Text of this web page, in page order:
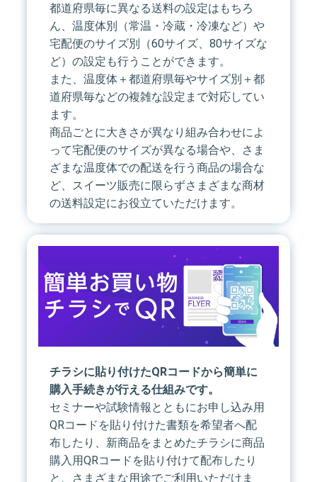
都道府県毎に異なる送料の設定はもちろ
ん、温度体別（常温・冷蔵・冷凍など）や
宅配便のサイズ別（60サイズ、80サイズな
ど）の設定も行うことができます。
また、温度体＋都道府県毎やサイズ別＋都
道府県毎などの複雑な設定まで対応してい
ます。
商品ごとに大きさが異なり組み合わせによ
って宅配便のサイズが異なる場合や、さま
ざまな温度体での配送を行う商品の場合な
ど、スイーツ販売に限らずさまざまな商材
の送料設定にお役立ていただけます。
チラシに貼り付けたQRコードから簡単に
購入手続きが行える仕組みです。
セミナーや試験情報とともにお申し込み用
QRコードを貼り付けた書類を希望者へ配
布したり、新商品をまとめたチラシに商品
購入用QRコードを貼り付けて配布したり
と、さまざまな用途でご利用いただけま